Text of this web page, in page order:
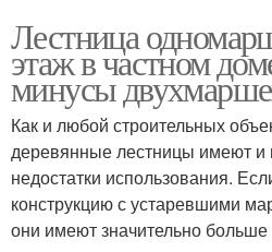
Лестница
этаж в частном
минусы
Как и любой строительных
деревянные лестницы имеют и
недостатки использования.
конструкцию с устаревшими
они имеют значительно